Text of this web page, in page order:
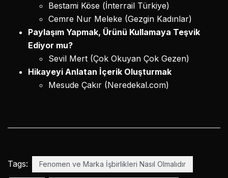
Bestami Köse (İnterrail Türkiye)
Cemre Nur Meleke (Gezgin Kadınlar)
Paylaşım Yapmak, Ürünü Kullamaya Teşvik
Ediyor mu?
Sevil Mert (Çok Okuyan Çok Gezen)
Hikayeyi Anlatan İçerik Oluşturmak
Mesude Çakır (Neredekal.com)
Tags: Fenomen ve Marka İşbirlikleri Nasıl Olmalıdır